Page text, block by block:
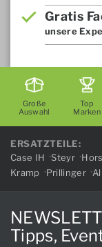
Gratis
unsere
Große
Auswahl
Top
Marken
ERSATZTEILE:
Case IH
Steyr
Kramp
Prillinger
Tipps,